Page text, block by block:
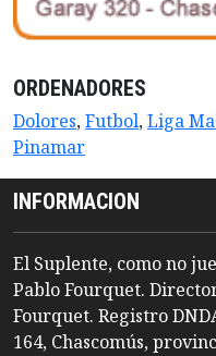
ORDENADORES
Dolores,Futbol,Liga
Pinamar
INFORMACION
El Suplente, como no
Pablo Fourquet.
Fourquet. Registro
164, Chascomús,